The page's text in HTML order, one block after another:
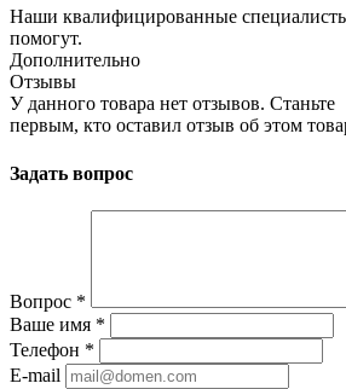
Наши квалифицированные
помогут.
Дополнительно
Отзывы
У данного товара нет отзывов. Станьте
первым, кто оставил отзыв об этом
Задать вопрос
Вопрос *
Ваше имя *
Телефон *
E-mail